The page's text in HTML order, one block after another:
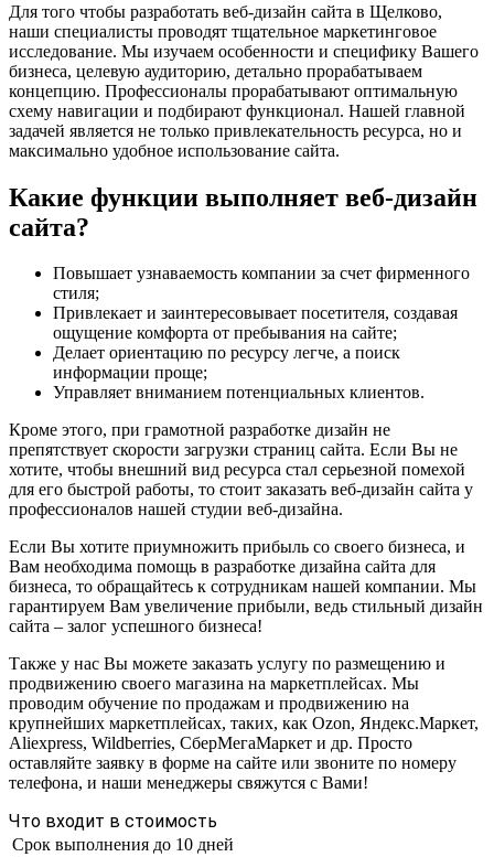
Для того чтобы разработать веб-дизайн сайта в Щелково,
наши специалисты проводят тщательное маркетинговое
исследование. Мы изучаем особенности и специфику Вашего
бизнеса, целевую аудиторию, детально прорабатываем
концепцию. Профессионалы прорабатывают оптимальную
схему навигации и подбирают функционал. Нашей главной
задачей является не только привлекательность ресурса, но и
максимально удобное использование сайта.
Какие функции выполняет веб-дизайн
сайта?
Повышает узнаваемость компании за счет фирменного
стиля;
Привлекает и заинтересовывает посетителя, создавая
ощущение комфорта от пребывания на сайте;
Делает ориентацию по ресурсу легче, а поиск
информации проще;
Управляет вниманием потенциальных клиентов.
Кроме этого, при грамотной разработке дизайн не
препятствует скорости загрузки страниц сайта. Если Вы не
хотите, чтобы внешний вид ресурса стал серьезной помехой
для его быстрой работы, то стоит заказать веб-дизайн сайта у
профессионалов нашей студии веб-дизайна.
Если Вы хотите приумножить прибыль со своего бизнеса, и
Вам необходима помощь в разработке дизайна сайта для
бизнеса, то обращайтесь к сотрудникам нашей компании. Мы
гарантируем Вам увеличение прибыли, ведь стильный дизайн
сайта – залог успешного бизнеса!
Также у нас Вы можете заказать услугу по размещению и
продвижению своего магазина на маркетплейсах. Мы
проводим обучение по продажам и продвижению на
крупнейших маркетплейсах, таких, как Ozon, Яндекс.Маркет,
Aliexpress, Wildberries, СберМегаМаркет и др. Просто
оставляйте заявку в форме на сайте или звоните по номеру
телефона, и наши менеджеры свяжутся с Вами!
Что входит в стоимость
Срок выполнения до 10 дней